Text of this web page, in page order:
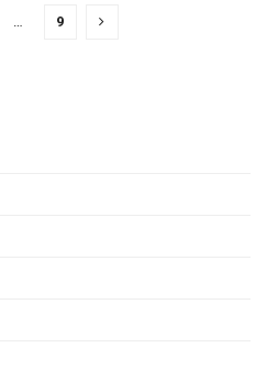
… 9